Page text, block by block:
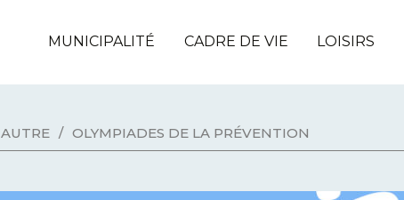
MUNICIPALITÉ CADRE DE VIE LOISIRS
AUTRE / OLYMPIADES DE LA PRÉVENTION